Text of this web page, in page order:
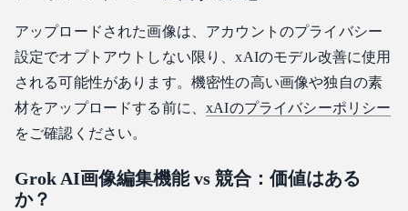
アップロードされた画像は、アカウントのプライバシー
設定でオプトアウトしない限り、xAIのモデル改善に使用
される可能性があります。機密性の高い画像や独自の素
材をアップロードする前に、xAIのプライバシーポリシー
をご確認ください。
Grok AI画像編集機能 vs 競合：価値はある
か？